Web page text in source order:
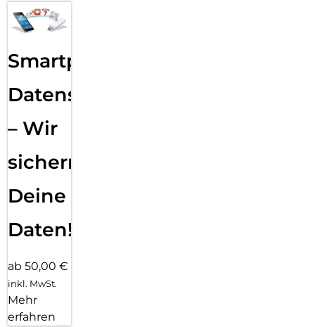
Smartphone
Datensicherung
– Wir
sichern
Deine
Daten!
ab 50,00 €
inkl. MwSt.
Mehr
erfahren